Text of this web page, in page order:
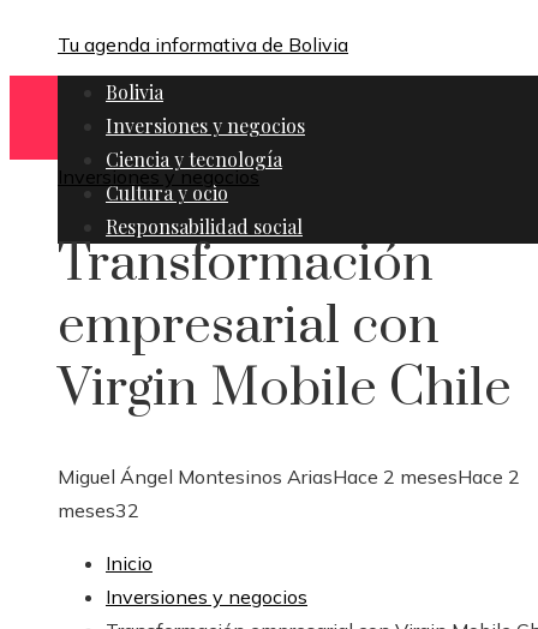
Tu agenda informativa de Bolivia
Bolivia
Inversiones y negocios
Ciencia y tecnología
Cultura y ocio
Responsabilidad social
Inversiones y negocios
Transformación
empresarial con
Virgin Mobile Chile
Miguel Ángel Montesinos AriasHace 2 mesesHace 2
meses32
Inicio
Inversiones y negocios